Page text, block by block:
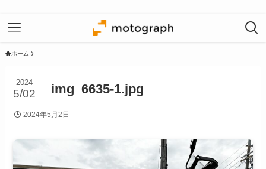
ホーム
img_6635-1.jpg
2024
5/02
2024年5月2日